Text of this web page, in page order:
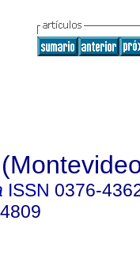
ISSN 0376-